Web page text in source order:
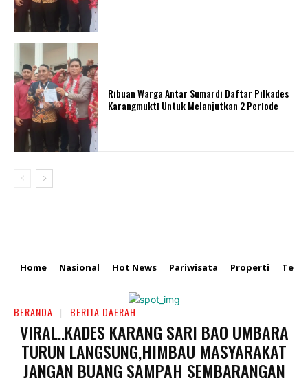
Ribuan Warga Antar Sumardi Daftar Pilkades
Karangmukti Untuk Melanjutkan 2 Periode